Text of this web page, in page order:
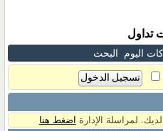
تداول
اليوم البحث
لمراسلة الإدارة اضغط هنا